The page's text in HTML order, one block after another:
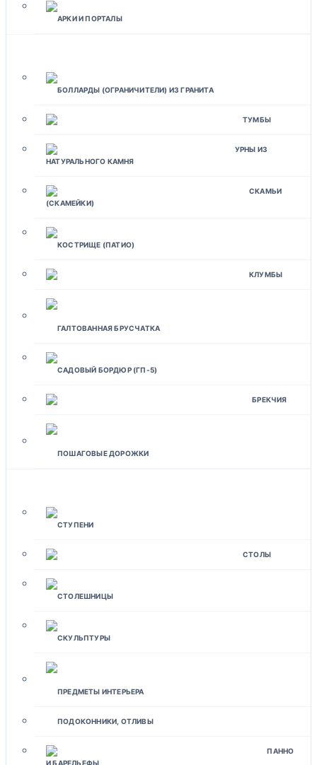
АРКИ И ПОРТАЛЫ
БОЛЛАРДЫ (ОГРАНИЧИТЕЛИ) ИЗ ГРАНИТА
ТУМБЫ
УРНЫ ИЗ
НАТУРАЛЬНОГО КАМНЯ
СКАМЬИ
(СКАМЕЙКИ)
КОСТРИЩЕ (ПАТИО)
КЛУМБЫ
ГАЛТОВАННАЯ БРУСЧАТКА
САДОВЫЙ БОРДЮР (ГП-5)
БРЕКЧИЯ
ПОШАГОВЫЕ ДОРОЖКИ
СТУПЕНИ
СТОЛЫ
СТОЛЕШНИЦЫ
СКУЛЬПТУРЫ
ПРЕДМЕТЫ ИНТЕРЬЕРА
ПОДОКОННИКИ, ОТЛИВЫ
ПАННО
И БАРЕЛЬЕФЫ